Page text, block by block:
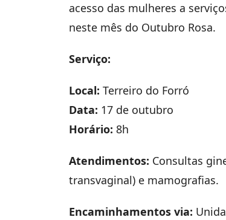
acesso das mulheres a
neste mês do Outubro Rosa.
Serviço:
Local: Terreiro do Forró
Data: 17 de outubro
Horário: 8h
Atendimentos: Consultas
transvaginal) e mamografias.
Encaminhamentos via: